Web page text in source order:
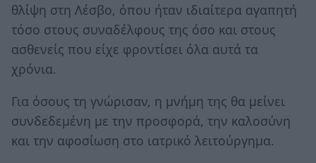
θλίψη στη Λέσβο, όπου ήταν ιδιαίτερα αγαπητή
τόσο στους συναδέλφους της όσο και στους
ασθενείς που είχε φροντίσει όλα αυτά τα
χρόνια.
Για όσους τη γνώρισαν, η μνήμη της θα μείνει
συνδεδεμένη με την προσφορά, την καλοσύνη
και την αφοσίωση στο ιατρικό λειτούργημα.